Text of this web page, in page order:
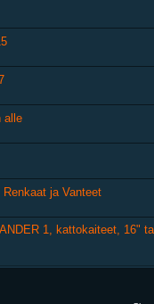
alle
ja Vanteet
1, kattokaiteet, 16"